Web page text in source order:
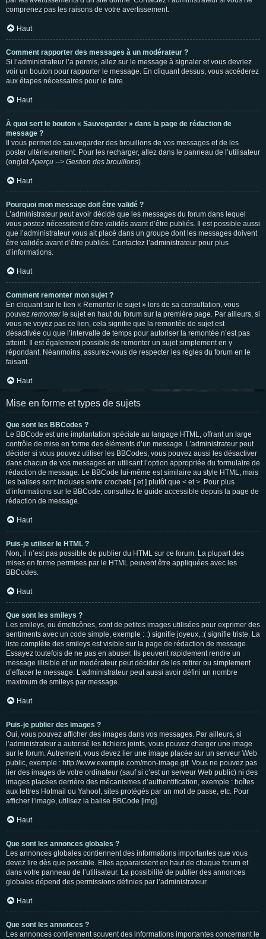
comprenez pas les raisons de votre avertissement.
Haut
Comment rapporter des messages à un modérateur ?
Si l’administrateur l’a permis, allez sur le message à signaler et vous devriez
voir un bouton pour rapporter le message. En cliquant dessus, vous accéderez
aux étapes nécessaires pour le faire.
Haut
À quoi sert le bouton « Sauvegarder » dans la page de rédaction de
message ?
Il vous permet de sauvegarder des brouillons de vos messages et de les
poster ultérieurement. Pour les recharger, allez dans le panneau de l’utilisateur
(ongletAperçu --> Gestion des brouillons).
Haut
Pourquoi mon message doit être validé ?
L’administrateur peut avoir décidé que les messages du forum dans lequel
vous postez nécessitent d’être validés avant d’être publiés. Il est possible aussi
que l’administrateur vous ait placé dans un groupe dont les messages doivent
être validés avant d’être publiés. Contactez l’administrateur pour plus
d’informations.
Haut
Comment remonter mon sujet ?
En cliquant sur le lien « Remonter le sujet » lors de sa consultation, vous
pouvez remonterle sujet en haut du forum sur la première page. Par ailleurs, si
vous ne voyez pas ce lien, cela signifie que la remontée de sujet est
désactivée ou que l’intervalle de temps pour autoriser la remontée n’est pas
atteint. Il est également possible de remonter un sujet simplement en y
répondant. Néanmoins, assurez-vous de respecter les règles du forum en le
faisant.
Haut
Mise en forme et types de sujets
Que sont les BBCodes ?
Le BBCode est une implantation spéciale au langage HTML, offrant un large
contrôle de mise en forme des éléments d’un message. L’administrateur peut
décider si vous pouvez utiliser les BBCodes, vous pouvez aussi les désactiver
dans chacun de vos messages en utilisant l’option appropriée du formulaire de
rédaction de message. Le BBCode lui-même est similaire au style HTML, mais
les balises sont incluses entre crochets [ et ] plutôt que < et >. Pour plus
d’informations sur le BBCode, consultez le guide accessible depuis la page de
rédaction de message.
Haut
Puis-je utiliser le HTML ?
Non, il n’est pas possible de publier du HTML sur ce forum. La plupart des
mises en forme permises par le HTML peuvent être appliquées avec les
BBCodes.
Haut
Que sont les smileys ?
Les smileys, ou émoticônes, sont de petites images utilisées pour exprimer des
sentiments avec un code simple, exemple : :) signifie joyeux, :( signifie triste. La
liste complète des smileys est visible sur la page de rédaction de message.
Essayez toutefois de ne pas en abuser. Ils peuvent rapidement rendre un
message illisible et un modérateur peut décider de les retirer ou simplement
d’effacer le message. L’administrateur peut aussi avoir défini un nombre
maximum de smileys par message.
Haut
Puis-je publier des images ?
Oui, vous pouvez afficher des images dans vos messages. Par ailleurs, si
l’administrateur a autorisé les fichiers joints, vous pouvez charger une image
sur le forum. Autrement, vous devez lier une image placée sur un serveur Web
public, exemple : http://www.exemple.com/mon-image.gif. Vous ne pouvez pas
lier des images de votre ordinateur (sauf si c’est un serveur Web public) ni des
images placées derrière des mécanismes d’authentification, exemple : boîtes
aux lettres Hotmail ou Yahoo!, sites protégés par un mot de passe, etc. Pour
afficher l’image, utilisez la balise BBCode [img].
Haut
Que sont les annonces globales ?
Les annonces globales contiennent des informations importantes que vous
devez lire dès que possible. Elles apparaissent en haut de chaque forum et
dans votre panneau de l’utilisateur. La possibilité de publier des annonces
globales dépend des permissions définies par l’administrateur.
Haut
Que sont les annonces ?
Les annonces contiennent souvent des informations importantes concernant le